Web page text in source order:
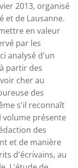
2013, organisé
et de Lausanne.
en valeur
par les
analysé d'un
partir des
cher au
des
s'il reconnaît
présente
des
et de manière
d'écrivains, au